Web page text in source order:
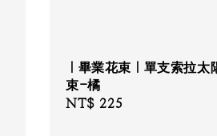
｜畢業花束｜單支索拉太
束-橘
Regular
NT$ 225